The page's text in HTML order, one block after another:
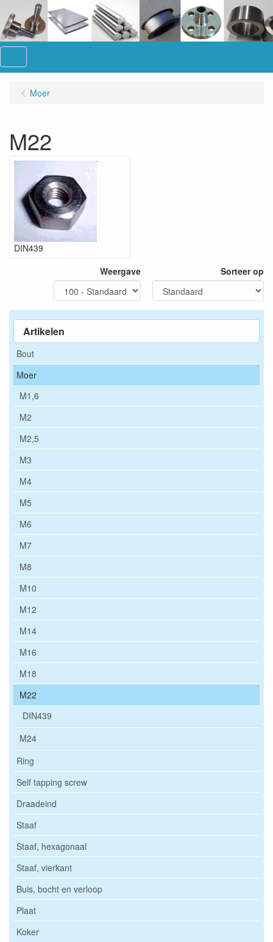
Artikelen
Bout
Moer
M1,6
M2
M2,5
M3
M4
M5
M6
M7
M8
M10
M12
M14
M16
M18
M22
DIN439
M24
Ring
Self tapping screw
Draadeind
Staaf
Staaf, hexagonaal
Staaf, vierkant
Buis, bocht en verloop
Plaat
Koker
Moer
M22
DIN439
Weergave
Sorteer op